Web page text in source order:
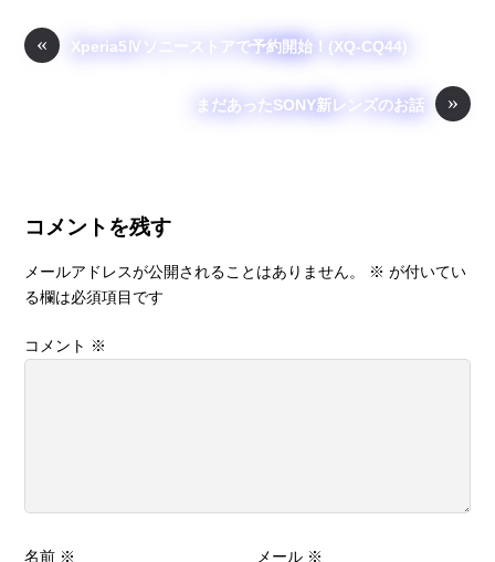
b
a
« Xperia5Ⅳソニーストアで予約開始！(XQ-CQ44)
»
まだあったSONY新レンズのお話
コメントを残す
メールアドレスが公開されることはありません。 ※ が付いてい
る欄は必須項目です
コメント ※
名前 ※ メール ※